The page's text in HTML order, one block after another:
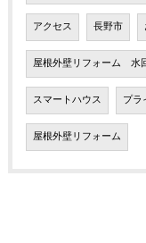
アクセス 長野市
屋根外壁リフォーム 水
スマートハウス プラ
屋根外壁リフォーム